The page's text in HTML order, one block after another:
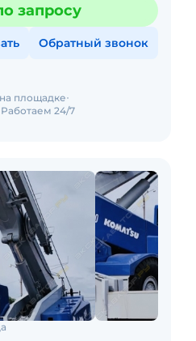
запросу
Обратный звонок
площадке
Работаем 24/7